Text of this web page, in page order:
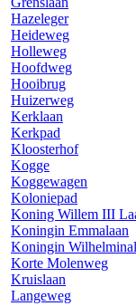
Hazeleger
Heideweg
Holleweg
Hoofdweg
Hooibrug
Huizerweg
Kerklaan
Kerkpad
Kloosterhof
Kogge
Koggewagen
Koloniepad
Koning Willem III
Koningin Emmalaan
Koningin
Korte Molenweg
Kruislaan
Langeweg